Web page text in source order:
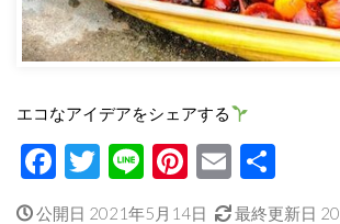
エコなアイデアをシェアする
Facebook
Twitter
LinePinterest
Email
有
公開日 2021年5月14日 最終更新日